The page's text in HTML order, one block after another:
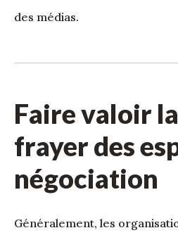
des médias.
Faire valoir
frayer des
négociation
Généralement, les